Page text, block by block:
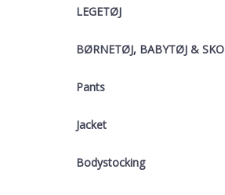
LEGETØJ
BØRNETØJ, BABYTØJ & SKO
Pants
Jacket
Bodystocking